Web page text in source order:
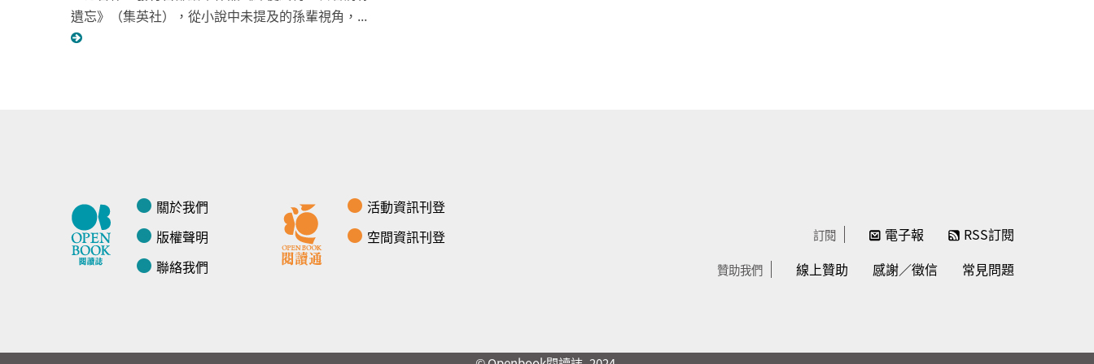
遺忘》（集英社），從小說中未提及的孫輩視角，...
關於我們
版權聲明
聯絡我們
活動資訊刊登
空間資訊刊登
訂閱 電子報 RSS訂閱
贊助我們 線上贊助 感謝／徵信 常見問題